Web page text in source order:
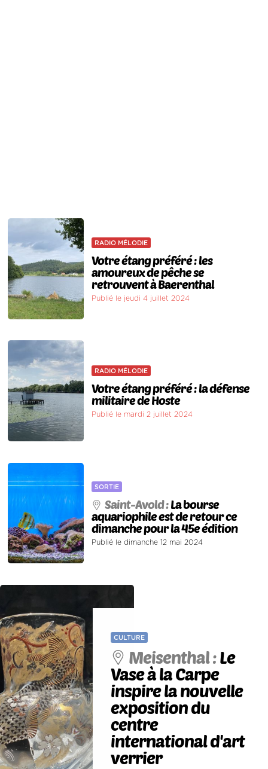
RADIO MÉLODIE
Votre étang préféré : les
amoureux de pêche se
retrouvent à Baerenthal
Publié le jeudi 4 juillet 2024
RADIO MÉLODIE
Votre étang préféré : la défense
militaire de Hoste
Publié le mardi 2 juillet 2024
SORTIE
Saint-Avold :La bourse
aquariophile est de retour ce
dimanche pour la 45e édition
Publié le dimanche 12 mai 2024
CULTURE
Meisenthal :Le
Vase à la Carpe
inspire la nouvelle
exposition du
centre
international d'art
verrier